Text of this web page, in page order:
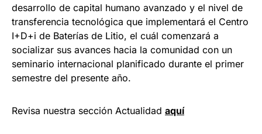
desarrollo de capital humano avanzado y el nivel de
transferencia tecnológica que implementará el Centro
I+D+i de Baterías de Litio, el cuál comenzará a
socializar sus avances hacia la comunidad con un
seminario internacional planificado durante el primer
semestre del presente año.
Revisa nuestra sección Actualidad aquí